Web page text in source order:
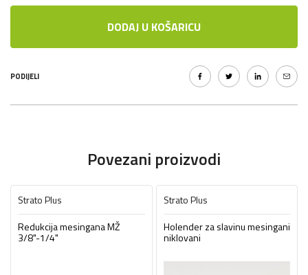
DODAJ U KOŠARICU
PODIJELI
Povezani proizvodi
Strato Plus
Redukcija mesingana MŽ
3/8"-1/4"
Strato Plus
Holender za slavinu mesingani
niklovani